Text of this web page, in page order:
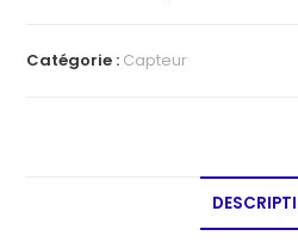
mouvements
Catégorie : Capteur